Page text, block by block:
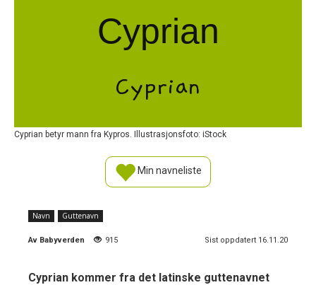
Cyprian
Cyprian
Cyprian betyr mann fra Kypros. Illustrasjonsfoto: iStock
Min navneliste
Navn Guttenavn
Av Babyverden 915 Sist oppdatert 16.11.20
Cyprian kommer fra det latinske guttenavnet